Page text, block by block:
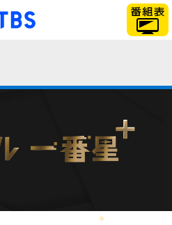
「TBSテレビ」トップ